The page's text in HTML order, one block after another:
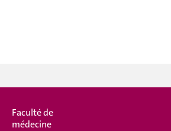
Faculté de
médecine